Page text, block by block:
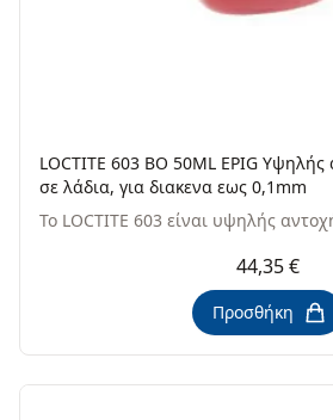
LOCTITE 603 BO 50ML EPIG Υψηλής
σε λάδια, για διακενα εως 0,1mm
Το LOCTITE 603 είναι υψηλής
44,35 €
Προσθήκη